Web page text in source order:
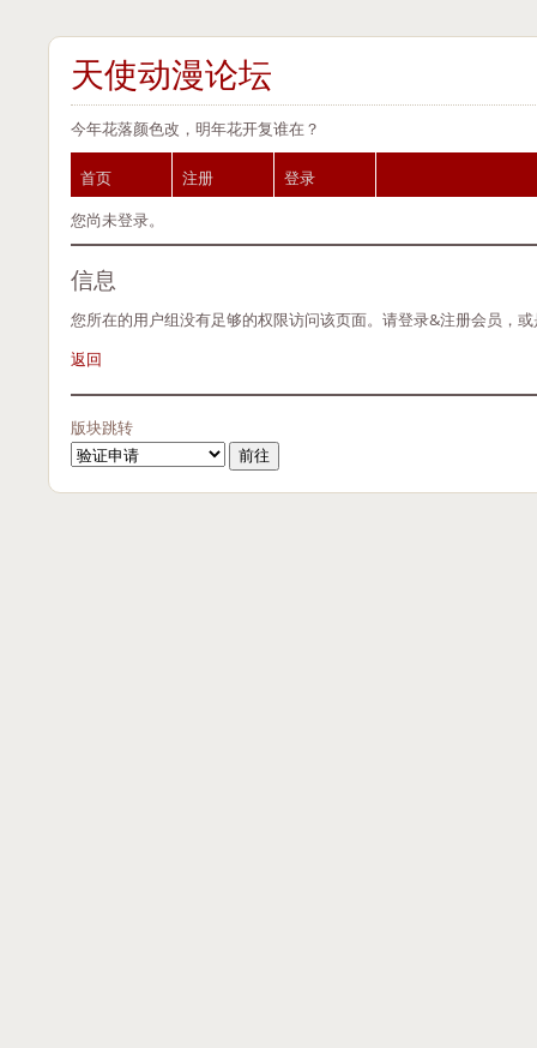
天使动漫论坛
今年花落颜色改，明年花开复谁在？
首页 注册
登录
您尚未登录。
信息
您所在的用户组没有足够的权限访问该页面。请登录&注册会员，
返回
版块跳转